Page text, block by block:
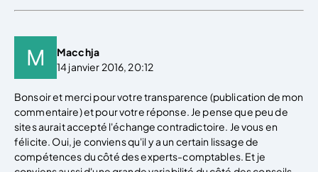
Macchja
14 janvier 2016, 20:12
Bonsoir et merci pour votre transparence (publication de mon
commentaire) et pour votre réponse. Je pense que peu de
sites aurait accepté l'échange contradictoire. Je vous en
félicite. Oui, je conviens qu'il y a un certain lissage de
compétences du côté des experts-comptables. Et je